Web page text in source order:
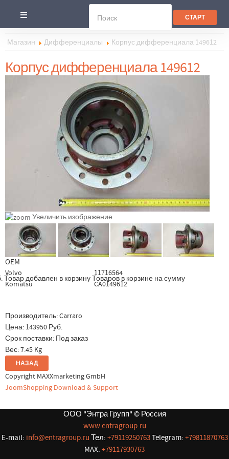
Товар добавлен в корзину Товаров в корзине на сумму
Магазин Дифференциалы Корпус дифференциала 149612
Корпус дифференциала 149612
Увеличить изображение
OEM
Volvo
11716564
Komatsu
CA0149612
Производитель:Carraro
Цена: 143950 Руб.
Срок поставки: Под заказ
Вес:7.45 Kg
Copyright MAXXmarketing GmbH
JoomShopping Download & Support
ООО "Энтра Групп" © Россия
www.entragroup.ru
E-mail: info@entragroup.ru Тел: +79119250763Telegram: +79811870763
MAX: +79117930763